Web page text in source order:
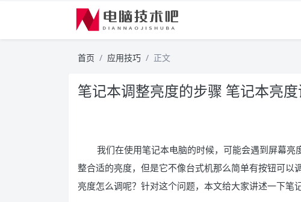
首页 应用技巧 正文
笔记本调整亮度的步骤 笔记本亮
我们在使用笔记本电脑的时候，可能会遇到屏幕
整合适的亮度，但是它不像台式机那么简单有按钮可
亮度怎么调呢？针对这个问题，本文给大家讲述一下笔